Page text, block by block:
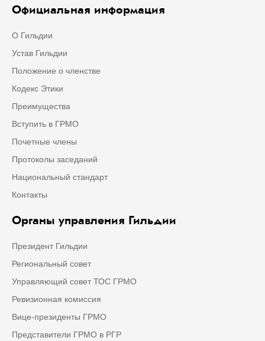
Официальная информация
О Гильдии
Устав Гильдии
Положение о членстве
Кодекс Этики
Преимущества
Вступить в ГРМО
Почетные члены
Протоколы заседаний
Национальный стандарт
Контакты
Органы управления Гильдии
Президент Гильдии
Региональный совет
Управляющий совет ТОС ГРМО
Ревизионная комиссия
Вице-президенты ГРМО
Представители ГРМО в РГР